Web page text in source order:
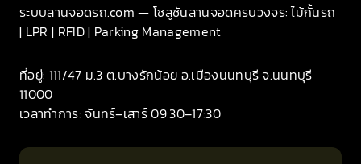
ระบบลานจอดรถ.com — โซลูชันลานจอดครบวงจร: ไม้กั้นรถ
| LPR | RFID | Parking Management
ที่อยู่: 111/47 ม.3 ต.บางรักน้อย อ.เมืองนนทบุรี จ.นนทบุรี
11000
เวลาทำการ: จันทร์–เสาร์ 09:30–17:30